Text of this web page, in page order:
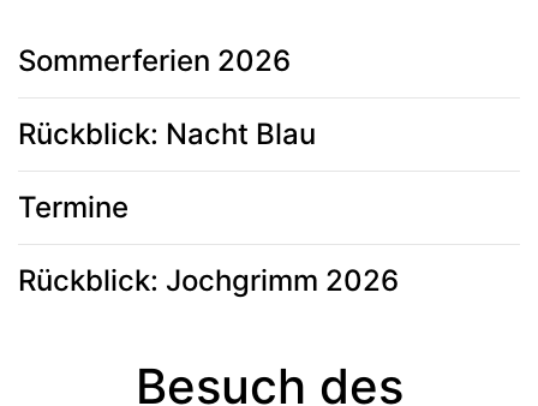
Sommerferien 2026
Rückblick: Nacht Blau
Termine
Rückblick: Jochgrimm 2026
Besuch des